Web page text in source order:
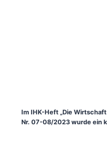
Im IHK-Heft „Die
Nr. 07-08/2023 wurde ein